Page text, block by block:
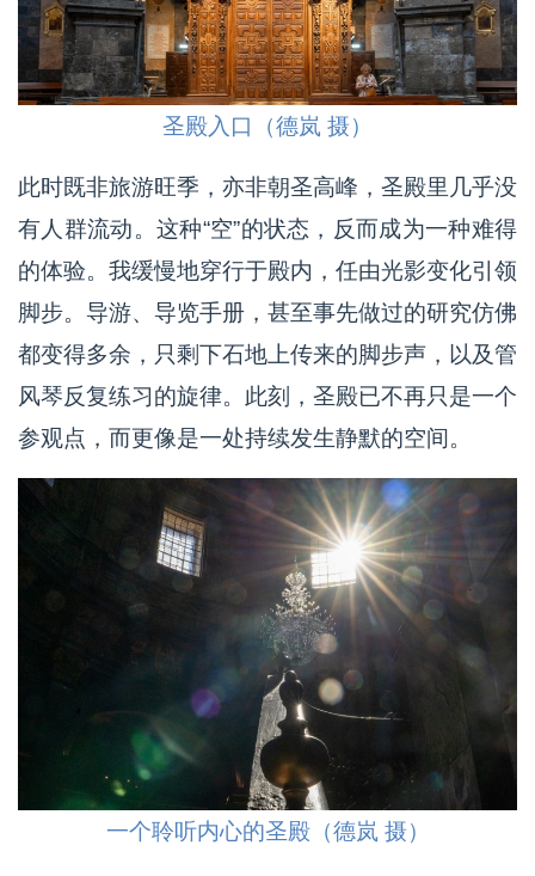
圣殿入口（德岚 摄）
此时既非旅游旺季，亦非朝圣高峰，圣殿里几乎没
有人群流动。这种“空”的状态，反而成为一种难得
的体验。我缓慢地穿行于殿内，任由光影变化引领
脚步。导游、导览手册，甚至事先做过的研究仿佛
都变得多余，只剩下石地上传来的脚步声，以及管
风琴反复练习的旋律。此刻，圣殿已不再只是一个
参观点，而更像是一处持续发生静默的空间。
一个聆听内心的圣殿（德岚 摄）